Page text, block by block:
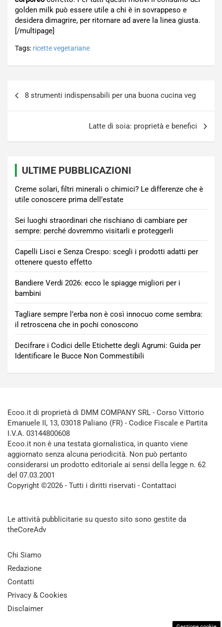
golden milk può essere utile a chi è in sovrappeso e
desidera dimagrire, per ritornare ad avere la linea giusta.
[/multipage]
Tags: ricette vegetariane
8 strumenti indispensabili per una buona cucina veg
Latte di soia: proprietà e benefici
ULTIME PUBBLICAZIONI
Creme solari, filtri minerali o chimici? Le differenze che è
utile conoscere prima dell’estate
Sei luoghi straordinari che rischiano di cambiare per
sempre: perché dovremmo visitarli e proteggerli
Capelli Lisci e Senza Crespo: scegli i prodotti adatti per
ottenere questo effetto
Bandiere Verdi 2026: ecco le spiagge migliori per i
bambini
Tagliare sempre l’erba non è così innocuo come sembra:
il retroscena che in pochi conoscono
Decifrare i Codici delle Etichette degli Agrumi: Guida per
Identificare le Bucce Non Commestibili
Ecoo.it di proprietà di DMM COMPANY SRL - Corso Vittorio
Emanuele II, 13, 03018 Paliano (FR) - Codice Fiscale e Partita
I.V.A. 03144800608
Ecoo.it non è una testata giornalistica, in quanto viene
aggiornato senza alcuna periodicità. Non può pertanto
considerarsi un prodotto editoriale ai sensi della legge n. 62
del 07.03.2001
Copyright ©2026 - Tutti i diritti riservati - Contattaci
Le attività pubblicitarie su questo sito sono gestite da
theCoreAdv
Chi Siamo
Redazione
Contatti
Privacy & Cookies
Disclaimer